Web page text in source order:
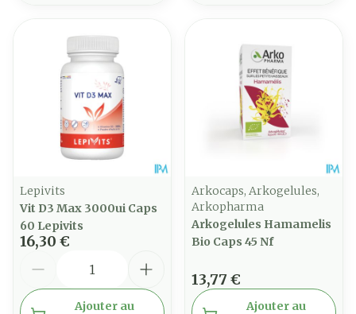
Lepivits
Vit D3 Max 3000ui Caps
60 Lepivits
16,30 €
Ajouter au
Arkocaps, Arkogelules,
Arkopharma
Arkogelules Hamamelis
Bio Caps 45 Nf
13,77 €
Ajouter au